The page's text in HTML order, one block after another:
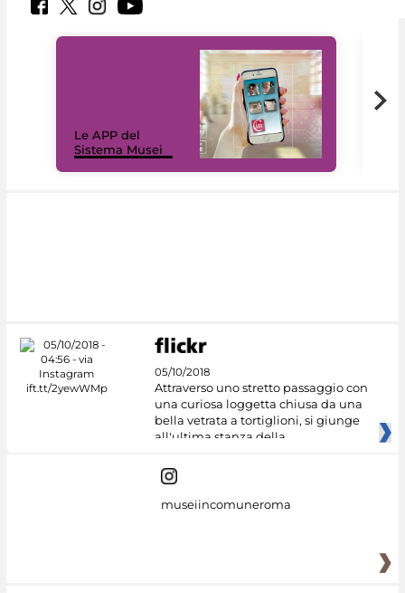
Le APP del
Sistema Musei
05/10/2018
Attraverso uno stretto passaggio con
una curiosa loggetta chiusa da una
bella vetrata a tortiglioni, si giunge
all'ultima stanza della
museiincomuneroma